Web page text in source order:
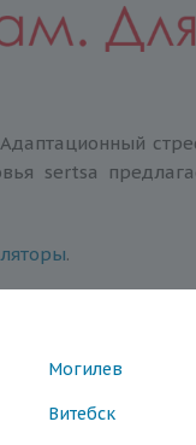
Могилев
Витебск
sertsa
.
чаи
с
от